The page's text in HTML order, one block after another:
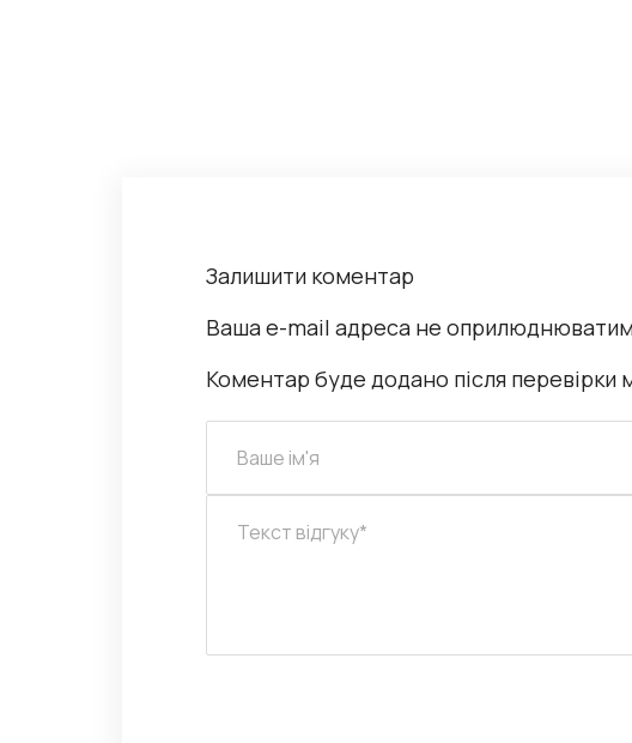
Залишити коментар
Ваша e-mail адреса не
Коментар буде додано після